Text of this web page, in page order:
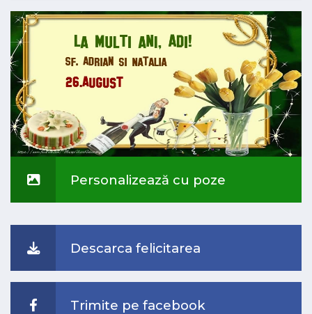
Personalizează cu poze
Descarca felicitarea
Trimite pe facebook